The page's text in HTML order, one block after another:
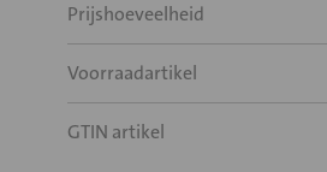
Prijshoeveelheid
Voorraadartikel
GTIN artikel